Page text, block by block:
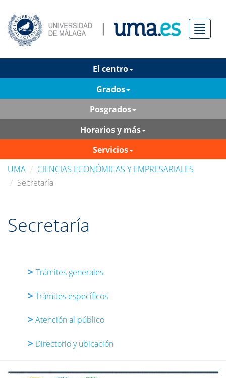
Menú
El centro
Grados
Posgrados
Horarios y más
Servicios
UMA
CIENCIAS ECONÓMICAS Y EMPRESARIALES
Secretaría
Secretaría
> Trámites generales
> Trámites específicos
> Atención al público
> Directorio y ubicación